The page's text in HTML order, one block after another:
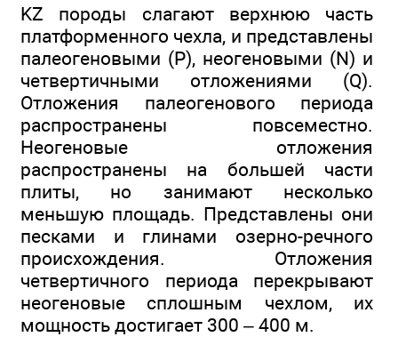
KZ породы слагают верхнюю часть
платформенного чехла, и представлены
палеогеновыми (Р), неогеновыми (N) и
четвертичными отложениями (Q).
Отложения палеогенового периода
распространены повсеместно.
Неогеновые отложения
распространены на большей части
плиты, но занимают несколько
меньшую площадь. Представлены они
песками и глинами озерно-речного
происхождения. Отложения
четвертичного периода перекрывают
неогеновые сплошным чехлом, их
мощность достигает 300 – 400 м.